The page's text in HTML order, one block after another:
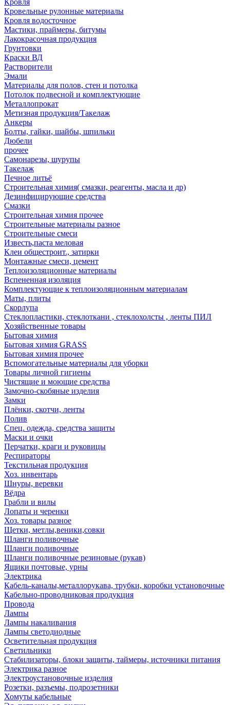
Кровля
Кровельные рулонные материалы
Кровля водосточное
Мастики, праймеры, битумы
Лакокрасочная продукция
Грунтовки
Краски ВД
Растворители
Эмали
Материалы для полов, стен и потолка
Потолок подвесной и комплектующие
Металлопрокат
Метизная продукция/Такелаж
Анкеры
Болты, гайки, шайбы, шпильки
Дюбели
прочее
Самонарезы, шурупы
Такелаж
Печное литьё
Строительная химия( смазки, реагенты, масла и др)
Дезинфицирующие средства
Смазки
Строительная химия прочее
Строительные материалы разное
Строительные смеси
Известь,паста меловая
Клеи общестроит., затирки
Монтажные смеси, цемент
Теплоизоляционные материалы
Вспененная изоляция
Комплектующие к теплоизоляционным материалам
Маты, плиты
Скорлупа
Стеклопластики, стеклоткани , стеклохолсты , ленты ПИЛ
Хозяйственные товары
Бытовая химия
Бытовая химия GRASS
Бытовая химия прочее
Вспомогательные материалы для уборки
Товары личной гигиены
Чистящие и моющие средства
Замочно-скобяные изделия
Замки
Плёнки, скотчи, ленты
Полив
Спец. одежда, средства защиты
Маски и очки
Перчатки, краги и руковицы
Респираторы
Текстильная продукция
Хоз. инвентарь
Шнуры, веревки
Вёдра
Грабли и вилы
Лопаты и черенки
Хоз. товары разное
Щетки, метлы,веники,совки
Шланги поливочные
Шланги поливочные
Шланги поливочные резиновые (рукав)
Ящики почтовые, урны
Электрика
Кабель-каналы,металлорукава, трубки, коробки установочные
Кабельно-проводниковая продукция
Провода
Лампы
Лампы накаливания
Лампы светодиодные
Осветительная продукция
Светильники
Стабилизаторы, блоки защиты, таймеры, источники питания
Электрика разное
Электроустановочные изделия
Розетки, разъемы, подрозетники
Хомуты кабельные